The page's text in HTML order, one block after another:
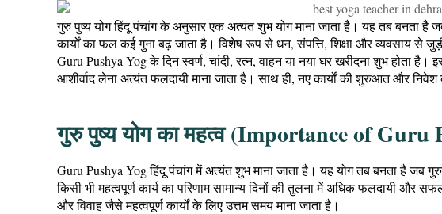
गुरु पुष्य योग हिंदू पंचांग के अनुसार एक अत्यंत शुभ योग माना जाता है। यह तब बनता है
कार्यों का फल कई गुना बढ़ जाता है। विशेष रूप से धन, संपत्ति, शिक्षा और व्यवसाय से
Guru Pushya Yog के दिन स्वर्ण, चांदी, रत्न, वाहन या नया घर खरीदना शुभ होता
आशीर्वाद लेना अत्यंत फलदायी माना जाता है। साथ ही, नए कार्यों की शुरुआत और
गुरु पुष्य योग का महत्व (Importance of Guru
Guru Pushya Yog हिंदू पंचांग में अत्यंत शुभ माना जाता है। यह योग तब बनता है जब
किसी भी महत्वपूर्ण कार्य का परिणाम सामान्य दिनों की तुलना में अधिक फलदायी और
और विवाह जैसे महत्वपूर्ण कार्यों के लिए उत्तम समय माना जाता है।